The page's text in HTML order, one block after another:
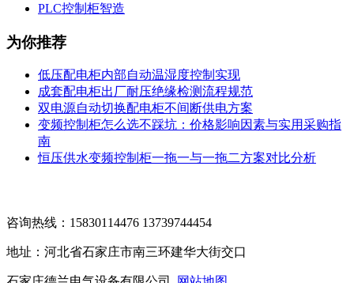
PLC控制柜智造
为你推荐
低压配电柜内部自动温湿度控制实现
成套配电柜出厂耐压绝缘检测流程规范
双电源自动切换配电柜不间断供电方案
变频控制柜怎么选不踩坑：价格影响因素与实用采购指
南
恒压供水变频控制柜一拖一与一拖二方案对比分析
咨询热线：15830114476 13739744454
地址：河北省石家庄市南三环建华大街交口